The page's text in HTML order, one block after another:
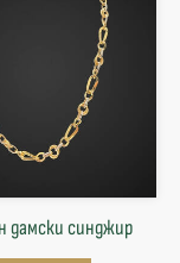
дамски синджир